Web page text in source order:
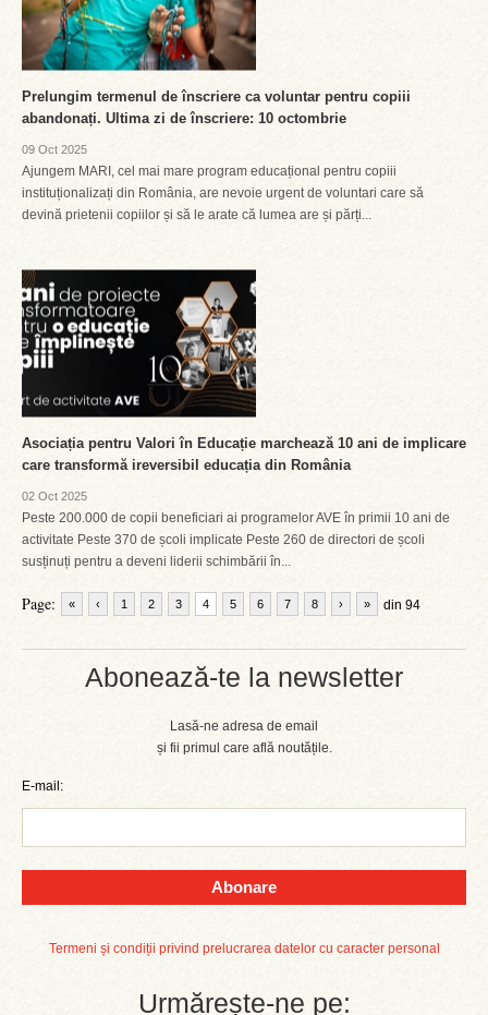
Abonează-te la newsletter
Lasă-ne adresa de email
și fii primul care află noutățile.
E-mail:
Abonare
Termeni și condiții privind prelucrarea datelor cu caracter personal
Urmărește-ne pe:
Prelungim termenul de înscriere ca voluntar pentru copiii
abandonați. Ultima zi de înscriere: 10 octombrie
09 Oct 2025
Ajungem MARI, cel mai mare program educațional pentru copiii
instituționalizați din România, are nevoie urgent de voluntari care să
devină prietenii copiilor și să le arate că lumea are și părți...
Asociația pentru Valori în Educație marchează 10 ani de implicare
care transformă ireversibil educația din România
02 Oct 2025
Peste 200.000 de copii beneficiari ai programelor AVE în primii 10 ani de
activitate Peste 370 de școli implicate Peste 260 de directori de școli
susținuți pentru a deveni liderii schimbării în...
Page: « ‹ 1 2 3 4 5 6 7 8 din 94
› »